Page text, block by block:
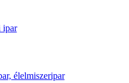
ipar
élelmiszeripar